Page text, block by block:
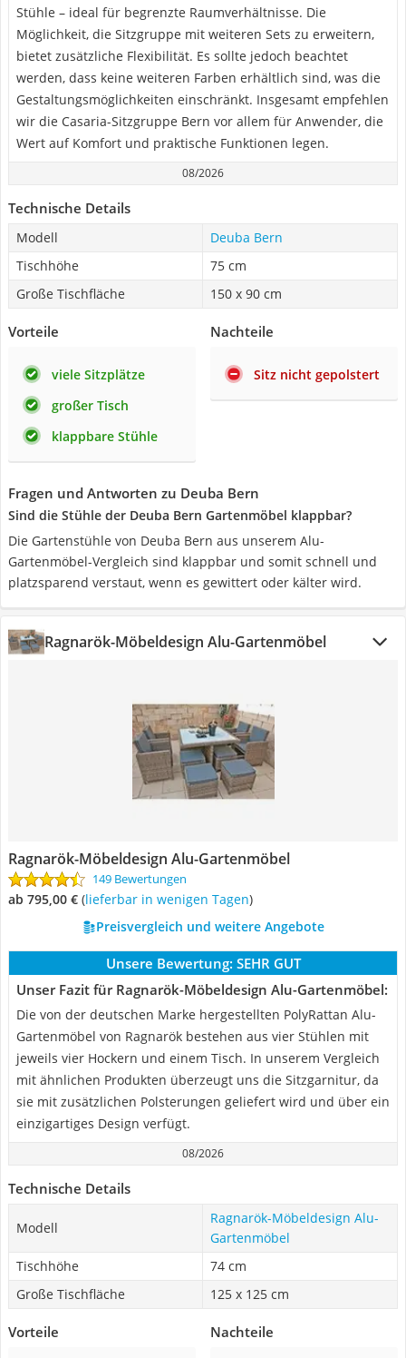
Stühle – ideal für begrenzte Raumverhältnisse. Die
Möglichkeit, die Sitzgruppe mit weiteren Sets zu erweitern,
bietet zusätzliche Flexibilität. Es sollte jedoch beachtet
werden, dass keine weiteren Farben erhältlich sind, was die
Gestaltungsmöglichkeiten einschränkt. Insgesamt empfehlen
wir die Casaria-Sitzgruppe Bern vor allem für Anwender, die
Wert auf Komfort und praktische Funktionen legen.
08/2026
Technische Details
Modell
Deuba Bern
Tischhöhe
75 cm
Große Tischfläche
150 x 90 cm
Vorteile
viele Sitzplätze
großer Tisch
klappbare Stühle
Nachteile
Sitz nicht gepolstert
Fragen und Antworten zu Deuba Bern
Sind die Stühle der Deuba Bern Gartenmöbel klappbar?
Die Gartenstühle von Deuba Bern aus unserem Alu-
Gartenmöbel-Vergleich sind klappbar und somit schnell und
platzsparend verstaut, wenn es gewittert oder kälter wird.
Ragnarök-Möbeldesign Alu-Gartenmöbel
Ragnarök-Möbeldesign Alu-Gartenmöbel
149 Bewertungen
ab 795,00 € ( Lieferbar in wenigen Tagen)
Preisvergleich und weitere Angebote
Unsere Bewertung: SEHR GUT
Unser Fazit für Ragnarök-Möbeldesign Alu-Gartenmöbel:
Die von der deutschen Marke hergestellten PolyRattan Alu-
Gartenmöbel von Ragnarök bestehen aus vier Stühlen mit
jeweils vier Hockern und einem Tisch. In unserem Vergleich
mit ähnlichen Produkten überzeugt uns die Sitzgarnitur, da
sie mit zusätzlichen Polsterungen geliefert wird und über ein
einzigartiges Design verfügt.
08/2026
Technische Details
Modell
Ragnarök-Möbeldesign Alu-
Gartenmöbel
Tischhöhe
74 cm
Große Tischfläche
125 x 125 cm
Vorteile Nachteile